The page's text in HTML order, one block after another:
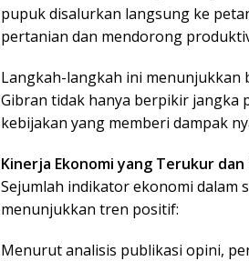
pupuk disalurkan langsung ke
pertanian dan mendorong
Langkah-langkah ini menunjukkan
Gibran tidak hanya berpikir jangka
kebijakan yang memberi dampak
Kinerja Ekonomi yang Terukur
Sejumlah indikator ekonomi dalam
menunjukkan tren positif:
Menurut analisis publikasi opini,